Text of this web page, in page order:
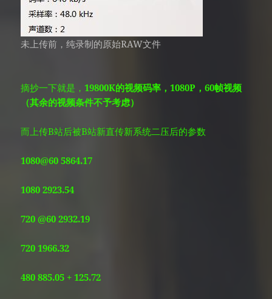
未上传前，纯录制的原始RAW文件
摘抄一下就是，19800K的视频码率，1080P，60帧视频
（其余的视频条件不予考虑）
而上传B站后被B站新直传新系统二压后的参数
1080@60 5864.17
1080 2923.54
720 @60 2932.19
720 1966.32
480 885.05 + 125.72